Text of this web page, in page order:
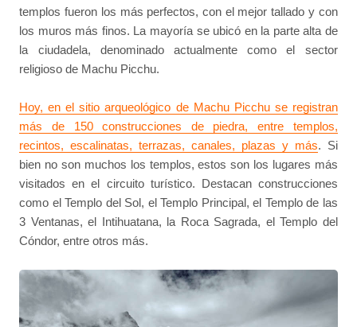
templos fueron los más perfectos, con el mejor tallado y con
los muros más finos. La mayoría se ubicó en la parte alta de
la ciudadela, denominado actualmente como el sector
religioso de Machu Picchu.
Hoy, en el sitio arqueológico de Machu Picchu se registran
más de 150 construcciones de piedra, entre templos,
recintos, escalinatas, terrazas, canales, plazas y más. Si
bien no son muchos los templos, estos son los lugares más
visitados en el circuito turístico. Destacan construcciones
como el Templo del Sol, el Templo Principal, el Templo de las
3 Ventanas, el Intihuatana, la Roca Sagrada, el Templo del
Cóndor, entre otros más.